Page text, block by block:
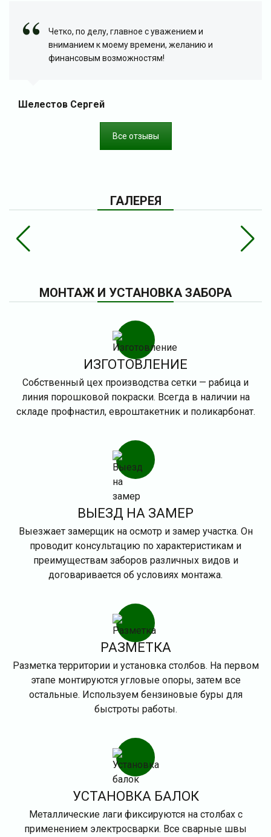
Четко, по делу, главное с уважением и
вниманием к моему времени, желанию и
финансовым возможностям!
Шелестов Сергей
Все отзывы
ГАЛЕРЕЯ
МОНТАЖ И УСТАНОВКА ЗАБОРА
ИЗГОТОВЛЕНИЕ
Собственный цех производства сетки — рабица и
линия порошковой покраски. Всегда в наличии на
складе профнастил, евроштакетник и поликарбонат.
ВЫЕЗД НА ЗАМЕР
Выезжает замерщик на осмотр и замер участка. Он
проводит консультацию по характеристикам и
преимуществам заборов различных видов и
договаривается об условиях монтажа.
РАЗМЕТКА
Разметка территории и установка столбов. На первом
этапе монтируются угловые опоры, затем все
остальные. Используем бензиновые буры для
быстроты работы.
УСТАНОВКА БАЛОК
Металлические лаги фиксируются на столбах с
применением электросварки. Все сварные швы